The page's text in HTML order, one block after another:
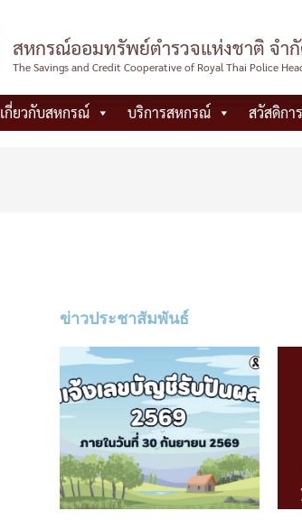
สหกรณ์ออมทรัพย์ตำรวจแห่งชาติ จำ
The Savings and Credit Cooperative of Royal Thai Police
เกี่ยวกับสหกรณ์ บริการสหกรณ์ สวัสดิการ
ข่าวประชาสัมพันธ์